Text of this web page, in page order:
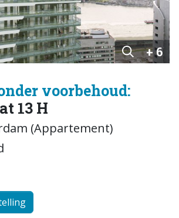
+ 6
voorbehoud:
13 H
(Appartement)